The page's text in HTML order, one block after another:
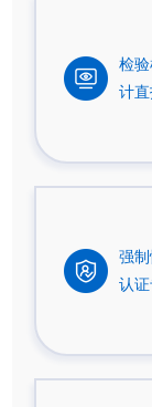
检
计
强
认